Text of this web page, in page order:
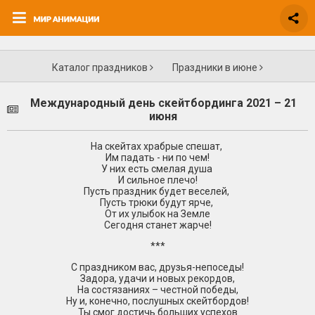
Каталог праздников Праздники в июне
Международный день скейтбординга 2021 – 21
июня
На скейтах храбрые спешат,
Им падать - ни по чем!
У них есть смелая душа
И сильное плечо!
Пусть праздник будет веселей,
Пусть трюки будут ярче,
От их улыбок на Земле
Сегодня станет жарче!
***
С праздником вас, друзья-непоседы!
Задора, удачи и новых рекордов,
На состязаниях – честной победы,
Ну и, конечно, послушных скейтбордов!
Ты смог достичь больших успехов